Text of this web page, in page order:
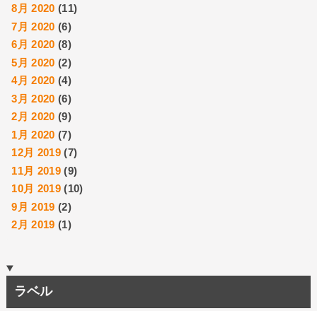
8月 2020 (11)
7月 2020 (6)
6月 2020 (8)
5月 2020 (2)
4月 2020 (4)
3月 2020 (6)
2月 2020 (9)
1月 2020 (7)
12月 2019 (7)
11月 2019 (9)
10月 2019 (10)
9月 2019 (2)
2月 2019 (1)
ラベル